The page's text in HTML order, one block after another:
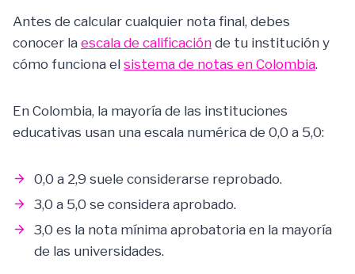
Antes de calcular cualquier nota final, debes
conocer la escala de calificación de tu institución y
cómo funciona el sistema de notas en Colombia.
En Colombia, la mayoría de las instituciones
educativas usan una escala numérica de 0,0 a 5,0:
0,0 a 2,9 suele considerarse reprobado.
3,0 a 5,0 se considera aprobado.
3,0 es la nota mínima aprobatoria en la mayoría
de las universidades.